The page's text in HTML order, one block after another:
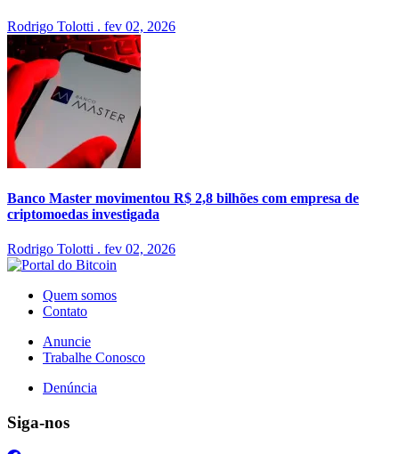
Rodrigo Tolotti . fev 02, 2026
Banco Master movimentou R$ 2,8 bilhões com empresa de
criptomoedas investigada
Rodrigo Tolotti . fev 02, 2026
Quem somos
Contato
Anuncie
Trabalhe Conosco
Denúncia
Siga-nos